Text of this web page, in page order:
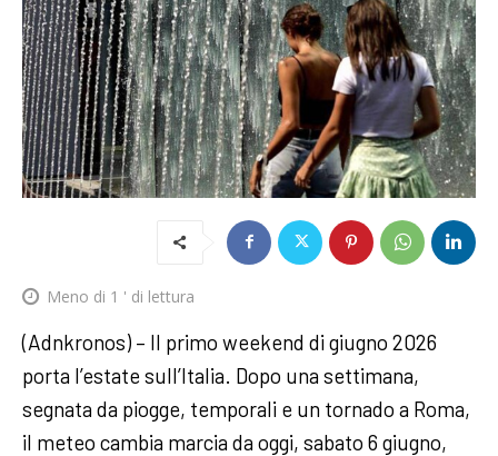
Meno di 1 ' di lettura
(Adnkronos) – Il primo weekend di giugno 2026
porta l’estate sull’Italia. Dopo una settimana,
segnata da piogge, temporali e un tornado a Roma,
il meteo cambia marcia da oggi, sabato 6 giugno,